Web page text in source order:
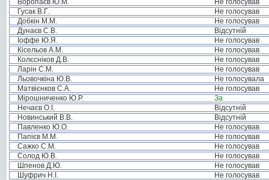
Воропаєв Ю.М.
Не голосував
Гусак В.Г.
Не голосував
Добкін М.М.
Не голосував
Дунаєв С.В.
Відсутній
Іоффе Ю.Я.
Не голосував
Кісельов А.М.
Не голосував
Колєсніков Д.В.
Не голосував
Ларін С.М.
Не голосував
Льовочкіна Ю.В.
Не голосувала
Матвієнков С.А.
Не голосував
Мірошниченко Ю.Р.
За
Нечаєв О.І.
Відсутній
Новинський В.В.
Відсутній
Павленко Ю.О.
Не голосував
Папієв М.М.
Не голосував
Сажко С.М.
Не голосував
Солод Ю.В.
Не голосував
Шпенов Д.Ю.
Не голосував
Шуфрич Н.І.
Не голосував